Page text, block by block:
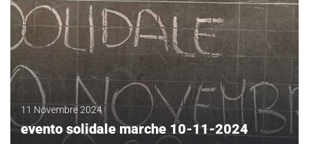
11 Novembre 2024
evento solidale marche 10-11-2024